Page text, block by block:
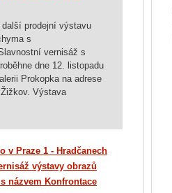
prodejní výstavu
s
vernisáž s
dne 12. listopadu
Prokopka na adrese
Výstava
v Praze 1 - Hradčanech
výstavy obrazů
názvem Konfrontace